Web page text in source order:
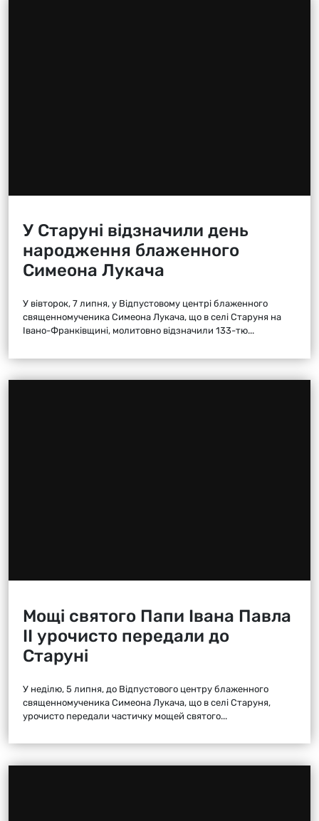
У Старуні відзначили день
народження блаженного
Симеона Лукача
У вівторок, 7 липня, у Відпустовому центрі блаженного
священномученика Симеона Лукача, що в селі Старуня на
Івано-Франківщині, молитовно відзначили 133-тю...
Мощі святого Папи Івана Павла
ІІ урочисто передали до
Старуні
У неділю, 5 липня, до Відпустового центру блаженного
священномученика Симеона Лукача, що в селі Старуня,
урочисто передали частичку мощей святого...